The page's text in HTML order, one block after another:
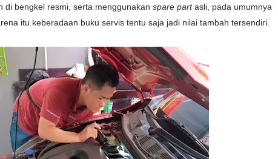
di bengkel resmi, serta menggunakan spare partasli, pada umumnya
itu keberadaan buku servis tentu saja jadi nilai tambah tersendiri.